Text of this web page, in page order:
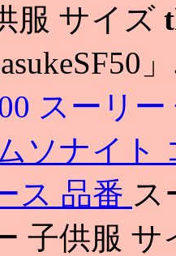
服 サイズ
スーリ
ソナイト
ス 品番
子供服 サ